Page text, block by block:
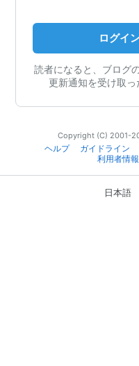
ログイ
読者になると、ブログ
更新通知を受け取っ
Copyright (C) 2001-
ヘルプ
ガイドライン
利用者情
日本語